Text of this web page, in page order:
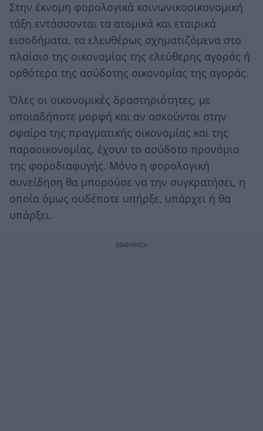
Στην έκνομη φορολογικά κοινωνικοοικονομική
τάξη εντάσσονται τα ατομικά και εταιρικά
εισοδήματα, τα ελευθέρως σχηματιζόμενα στο
πλαίσιο της οικονομίας της ελεύθερης αγοράς ή
ορθότερα της ασύδοτης οικονομίας της αγοράς.
Όλες οι οικονομικές δραστηριότητες, με
οποιαδήποτε μορφή και αν ασκούνται στην
σφαίρα της πραγματικής οικονομίας και της
παραοικονομίας, έχουν το ασύδοτο προνόμιο
της φοροδιαφυγής. Μόνο η φορολογική
συνείδηση θα μπορούσε να την συγκρατήσει, η
οποία όμως ουδέποτε υπήρξε, υπάρχει ή θα
υπάρξει.